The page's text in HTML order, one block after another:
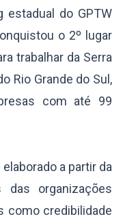
estadual do GPTW
o 2º lugar
trabalhar da Serra
Rio Grande do Sul,
com até 99
a partir da
das organizações
como credibilidade